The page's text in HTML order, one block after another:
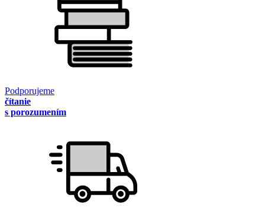
Podporujeme
čítanie
s porozumením